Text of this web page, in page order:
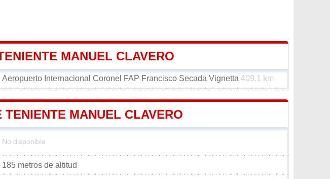
MANUEL CLAVERO
Aeropuerto Internacional Coronel FAP Francisco Secada Vignetta 409.1 km
MANUEL CLAVERO
No disponible
185 metros de altitud